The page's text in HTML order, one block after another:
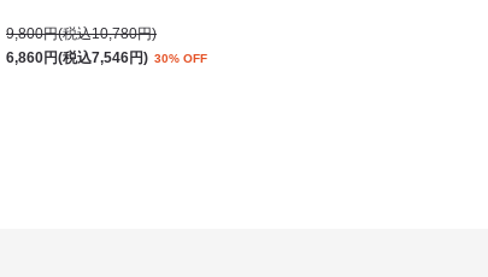
9,800円(税込10,780円)
6,860円(税込7,546円) 30% OFF